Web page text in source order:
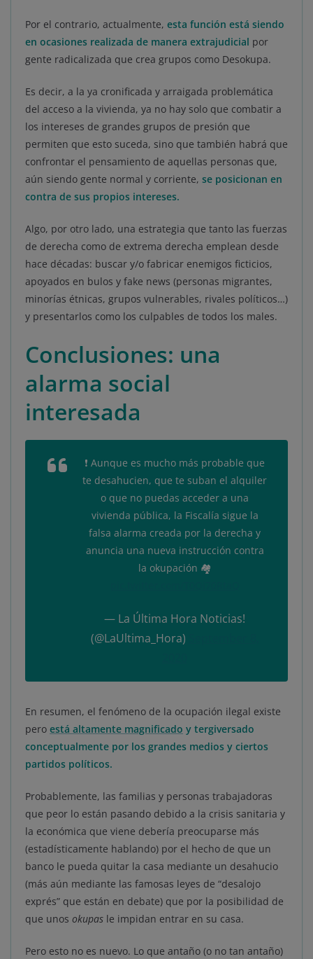
Por el contrario, actualmente, esta función está siendo
en ocasiones realizada de manera extrajudicial por
gente radicalizada que crea grupos como Desokupa.
Es decir, a la ya cronificada y arraigada problemática
del acceso a la vivienda, ya no hay solo que combatir a
los intereses de grandes grupos de presión que
permiten que esto suceda, sino que también habrá que
confrontar el pensamiento de aquellas personas que,
aún siendo gente normal y corriente, se posicionan en
contra de sus propios intereses.
Algo, por otro lado, una estrategia que tanto las fuerzas
de derecha como de extrema derecha emplean desde
hace décadas: buscar y/o fabricar enemigos ficticios,
apoyados en bulos y fake news (personas migrantes,
minorías étnicas, grupos vulnerables, rivales políticos…)
y presentarlos como los culpables de todos los males.
Conclusiones: una
alarma social
interesada
❗ Aunque es mucho más probable que
te desahucien, que te suban el alquiler
o que no puedas acceder a una
vivienda pública, la Fiscalía sigue la
falsa alarma creada por la derecha y
anuncia una nueva instrucción contra
la okupación 🏘️
— La Última Hora Noticias!
(@LaUltima_Hora)
En resumen, el fenómeno de la ocupación ilegal existe
pero está altamente magnificado y tergiversado
conceptualmente por los grandes medios y ciertos
partidos políticos.
Probablemente, las familias y personas trabajadoras
que peor lo están pasando debido a la crisis sanitaria y
la económica que viene debería preocuparse más
(estadísticamente hablando) por el hecho de que un
banco le pueda quitar la casa mediante un desahucio
(más aún mediante las famosas leyes de “desalojo
exprés” que están en debate) que por la posibilidad de
que unos okupas le impidan entrar en su casa.
Pero esto no es nuevo. Lo que antaño (o no tan antaño)